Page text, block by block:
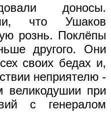
доносы.
что Ушаков
рознь. Поклёпы
другого. Они
своих бедах и,
неприятелю -
при
с генералом